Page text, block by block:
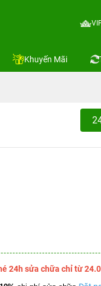
Khuyến Mãi
24h sửa chữa chỉ từ